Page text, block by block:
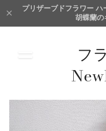
プリザーブドフラワー
胡蝶蘭
フ